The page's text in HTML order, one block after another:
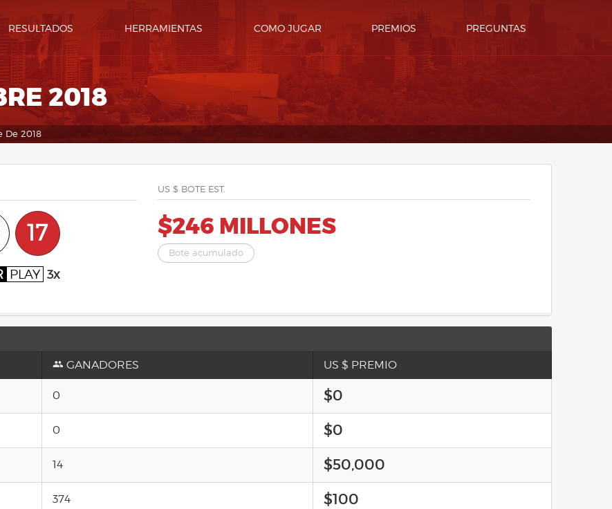
RESULTADOS HERRAMIENTAS COMO JUGAR PREMIOS PREGUNTAS
2018
De 2018
17
PLAY 3x
US $ BOTE EST.
$246 MILLONES
Bote acumulado
GANADORES US $ PREMIO
0 $0
0 $0
14 $50,000
374 $100